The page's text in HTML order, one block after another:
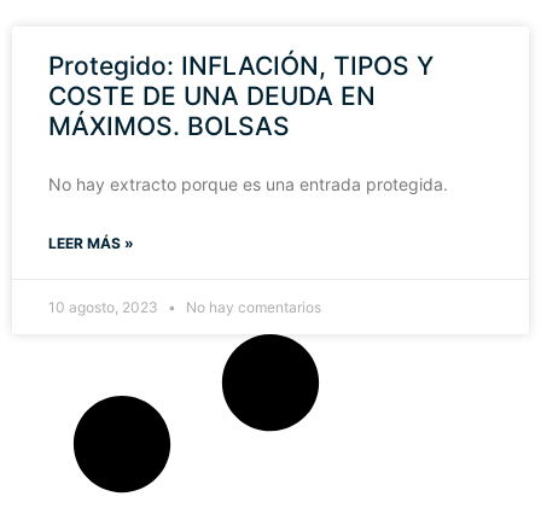
Protegido: INFLACIÓN, TIPOS Y
COSTE DE UNA DEUDA EN
MÁXIMOS. BOLSAS
No hay extracto porque es una entrada protegida.
LEER MÁS »
10 agosto, 2023 No hay comentarios